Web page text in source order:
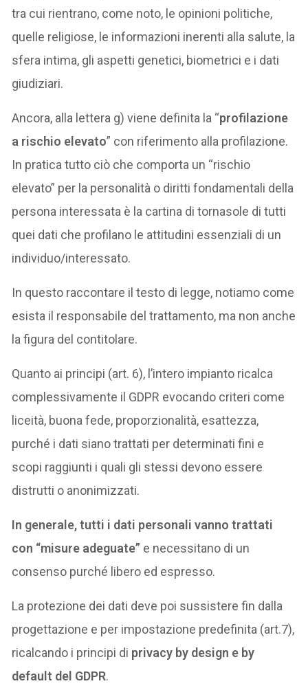
tra cui rientrano, come noto, le opinioni politiche,
quelle religiose, le informazioni inerenti alla salute, la
sfera intima, gli aspetti genetici, biometrici e i dati
giudiziari.
Ancora, alla lettera g) viene definita la “profilazione
a rischio elevato” con riferimento alla profilazione.
In pratica tutto ciò che comporta un “rischio
elevato” per la personalità o diritti fondamentali della
persona interessata è la cartina di tornasole di tutti
quei dati che profilano le attitudini essenziali di un
individuo/interessato.
In questo raccontare il testo di legge, notiamo come
esista il responsabile del trattamento, ma non anche
la figura del contitolare.
Quanto ai principi (art. 6), l’intero impianto ricalca
complessivamente il GDPR evocando criteri come
liceità, buona fede, proporzionalità, esattezza,
purché i dati siano trattati per determinati fini e
scopi raggiunti i quali gli stessi devono essere
distrutti o anonimizzati.
In generale, tutti i dati personali vanno trattati
con “misure adeguate” e necessitano di un
consenso purché libero ed espresso.
La protezione dei dati deve poi sussistere fin dalla
progettazione e per impostazione predefinita (art.7),
ricalcando i principi di privacy by design e by
default del GDPR.